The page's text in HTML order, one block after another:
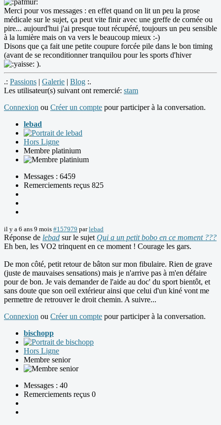
Merci pour vos messages : en effet quand on lit un peu la prose
médicale sur le sujet, ça peut vite finir avec une greffe de cornée ou
pire... aujourd'hui j'ai presque tout récupéré, toujours un peu sensible
à la lumière mais on va vers le beaucoup mieux :-)
Disons que ça fait une petite coupure forcée pile dans le bon timing
(avant de se reconditionner tranquilou pour les sports d'hiver
).
.: Passions | Galerie | Blog :.
Les utilisateur(s) suivant ont remercié: stam
Connexion ou Créer un compte pour participer à la conversation.
lebad
Hors Ligne
Membre platinium
Messages : 6459
Remerciements reçus 825
il y a 6 ans 9 mois #157979 parlebad
Réponse de lebad sur le sujet Qui a un petit bobo en ce moment ???
Eh ben, les VO2 trinquent en ce moment ! Courage les gars.
De mon côté, petit retour de bâton sur mon fibulaire. Rien de grave
(juste de mauvaises sensations) mais je n'arrive pas à m'en défaire
pour de bon. Je vais demander de l'aide au doc' du sport bientôt, et
sans doute que son oeil extérieur ainsi que celui d'un kiné vont me
permettre de retrouver le droit chemin. A suivre...
Connexion ou Créer un compte pour participer à la conversation.
bischopp
Hors Ligne
Membre senior
Messages : 40
Remerciements reçus 0